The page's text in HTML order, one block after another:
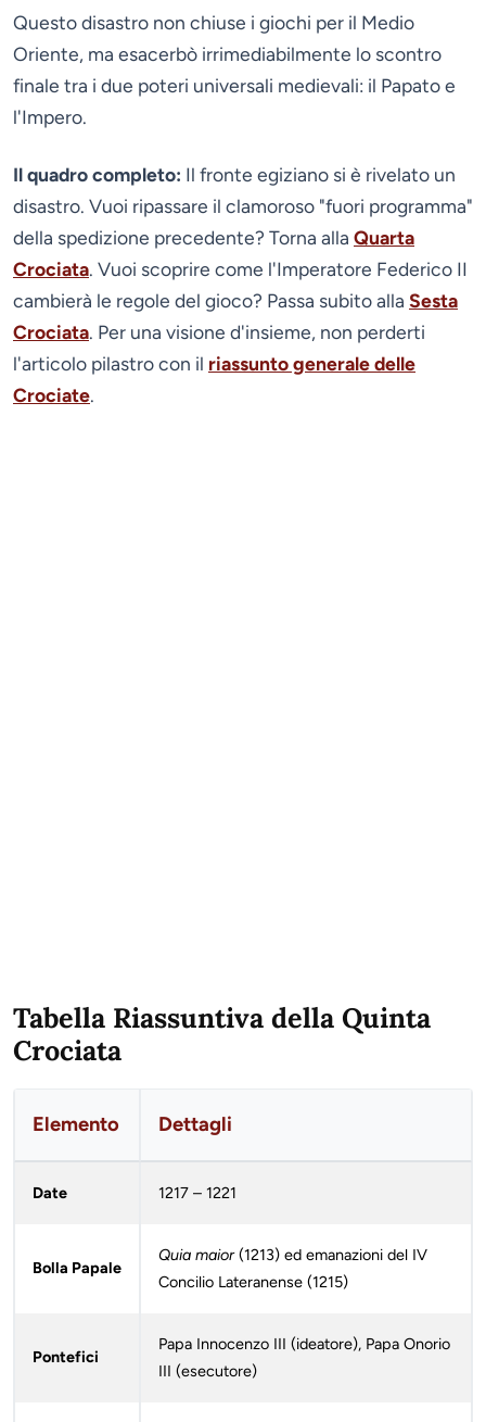
Questo disastro non chiuse i giochi per il Medio
Oriente, ma esacerbò irrimediabilmente lo scontro
finale tra i due poteri universali medievali: il Papato e
l'Impero.
Il quadro completo: Il fronte egiziano si è rivelato un
disastro. Vuoi ripassare il clamoroso "fuori programma"
della spedizione precedente? Torna alla Quarta
Crociata. Vuoi scoprire come l'Imperatore Federico II
cambierà le regole del gioco? Passa subito alla Sesta
Crociata. Per una visione d'insieme, non perderti
l'articolo pilastro con il riassunto generale delle
Crociate.
Tabella Riassuntiva della Quinta
Crociata
Elemento Dettagli
Date 1217 – 1221
Bolla Papale
Quia maior(1213) ed emanazioni del IV
Concilio Lateranense (1215)
Pontefici
Papa Innocenzo III (ideatore), Papa Onorio
III (esecutore)